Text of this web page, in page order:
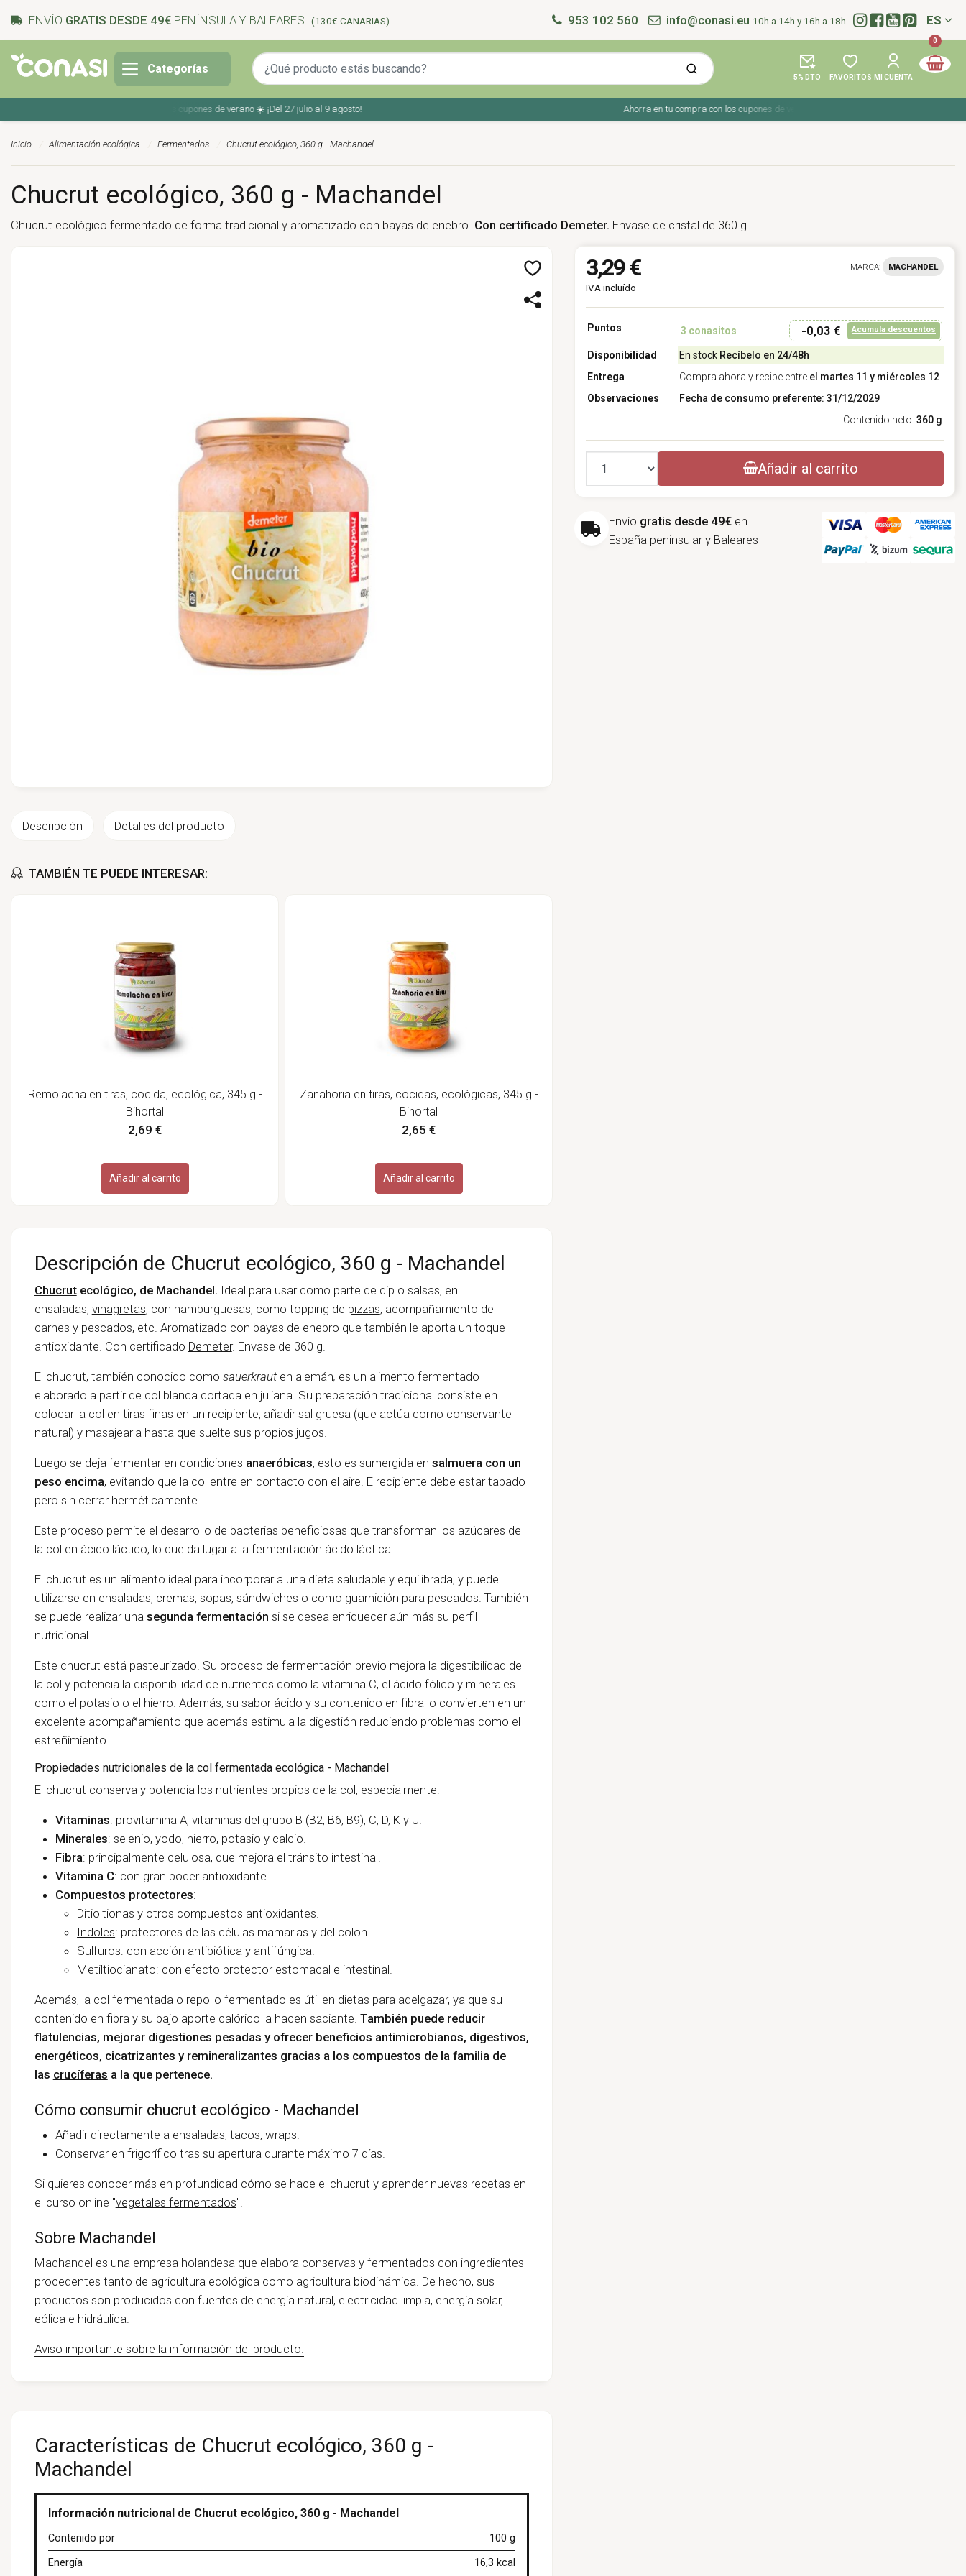
ENVÍO GRATIS DESDE 49€ PENÍNSULA Y BALEARES (130€ CANARIAS) 953 102 560 info@conasi.eu 10h a 14h y 16h a 18h Idioma:
ES
Categorías
5% DTO FAVORITOS MI CUENTA
0
Ahorra en tu compra con los cupones de verano ☀️ ¡Del 27 julio al 9 agosto! Ahorra en tu compra con los cupones de verano ☀️ ¡Del 27 julio al 9 agosto!
Inicio Alimentación ecológica Fermentados Chucrut ecológico, 360 g - Machandel
Chucrut ecológico, 360 g - Machandel
Chucrut ecológico fermentado de forma tradicional y aromatizado con bayas de enebro. Con certificado Demeter. Envase de cristal de 360 g.
Descripción Detalles del producto
TAMBIÉN TE PUEDE INTERESAR:
Remolacha en tiras, cocida, ecológica, 345 g -
Bihortal
2,69 €
Añadir al carrito
Zanahoria en tiras, cocidas, ecológicas, 345 g -
Bihortal
2,65 €
Añadir al carrito
Descripción de Chucrut ecológico, 360 g - Machandel
Chucrutecológico, de Machandel. Ideal para usar como parte de dip o salsas, en
ensaladas, vinagretas, con hamburguesas, como topping de pizzas, acompañamiento de
carnes y pescados, etc. Aromatizado con bayas de enebro que también le aporta un toque
antioxidante. Con certificado Demeter. Envase de 360 g.
El chucrut, también conocido como sauerkrauten alemán, es un alimento fermentado
elaborado a partir de col blanca cortada en juliana. Su preparación tradicional consiste en
colocar la col en tiras finas en un recipiente, añadir sal gruesa (que actúa como conservante
natural) y masajearla hasta que suelte sus propios jugos.
Luego se deja fermentar en condiciones anaeróbicas, esto es sumergida en salmuera con un
peso encima, evitando que la col entre en contacto con el aire. E recipiente debe estar tapado
pero sin cerrar herméticamente.
Este proceso permite el desarrollo de bacterias beneficiosas que transforman los azúcares de
la col en ácido láctico, lo que da lugar a la fermentación ácido láctica.
El chucrut es un alimento ideal para incorporar a una dieta saludable y equilibrada, y puede
utilizarse en ensaladas, cremas, sopas, sándwiches o como guarnición para pescados. También
se puede realizar una segunda fermentación si se desea enriquecer aún más su perfil
nutricional.
Este chucrut está pasteurizado. Su proceso de fermentación previo mejora la digestibilidad de
la col y potencia la disponibilidad de nutrientes como la vitamina C, el ácido fólico y minerales
como el potasio o el hierro. Además, su sabor ácido y su contenido en fibra lo convierten en un
excelente acompañamiento que además estimula la digestión reduciendo problemas como el
estreñimiento.
Propiedades nutricionales de la col fermentada ecológica - Machandel
El chucrut conserva y potencia los nutrientes propios de la col, especialmente:
Vitaminas: provitamina A, vitaminas del grupo B (B2, B6, B9), C, D, K y U.
Minerales: selenio, yodo, hierro, potasio y calcio.
Fibra: principalmente celulosa, que mejora el tránsito intestinal.
Vitamina C: con gran poder antioxidante.
Compuestos protectores:
Ditioltionas y otros compuestos antioxidantes.
Indoles: protectores de las células mamarias y del colon.
Sulfuros: con acción antibiótica y antifúngica.
Metiltiocianato: con efecto protector estomacal e intestinal.
Además, la col fermentada o repollo fermentado es útil en dietas para adelgazar, ya que su
contenido en fibra y su bajo aporte calórico la hacen saciante. También puede reducir
flatulencias, mejorar digestiones pesadas y ofrecer beneficios antimicrobianos, digestivos,
energéticos, cicatrizantes y remineralizantes gracias a los compuestos de la familia de
las crucíferas a la que pertenece.
Cómo consumir chucrut ecológico - Machandel
Añadir directamente a ensaladas, tacos, wraps.
Conservar en frigorífico tras su apertura durante máximo 7 días.
Si quieres conocer más en profundidad cómo se hace el chucrut y aprender nuevas recetas en
el curso online "vegetales fermentados".
Sobre Machandel
Machandel es una empresa holandesa que elabora conservas y fermentados con ingredientes
procedentes tanto de agricultura ecológica como agricultura biodinámica. De hecho, sus
productos son producidos con fuentes de energía natural, electricidad limpia, energía solar,
eólica e hidráulica.
Aviso importante sobre la información del producto.
Características de Chucrut ecológico, 360 g -
Machandel
Información nutricional de Chucrut ecológico, 360 g - Machandel
Contenido por
100 g
Energía
16,3 kcal
3,29 €
IVA incluído
MARCA: MACHANDEL
Puntos 3 conasitos -0,03 € Acumula descuentos
Disponibilidad En stock Recíbelo en 24/48h
Entrega
Compra ahora y recibe entre el martes 11 y miércoles 12
Observaciones
Fecha de consumo preferente: 31/12/2029
Contenido neto: 360 g
Cantidad Añadir al carrito
Envío gratis desde 49€ en
España peninsular y Baleares